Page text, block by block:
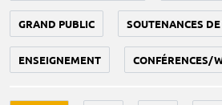
GRAND PUBLIC SOUTENANCES
ENSEIGNEMENT CONFÉRENCES/